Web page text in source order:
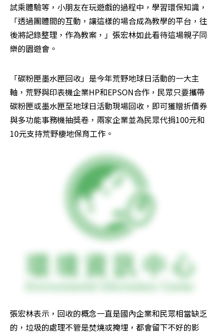
試乘體驗等，小朋友在玩遊戲的過程中，學習環保知識，
「透過團體間的互動，讓這樣的場合成為教學的平台，往
後將記錄整理，作為教案，」張宏林如此看待這場親子同
樂的園遊會。
「碳粉匣墨水匣回收」是今年荒野地球日活動的一大主
軸，荒野與印表機企業HP和EPSON合作，民眾只要攜帶
碳粉匣或墨水匣至地球日活動現場回收，即可獲贈折價券
與多功能事務機抽獎卷，兩家企業並為民眾代捐100元和
10元支持荒野棲地保育工作。
張宏林表示，回收的概念一直是國內企業和民眾相當缺乏
的，垃圾的處理不管是焚燒或掩埋，都會留下不好的影